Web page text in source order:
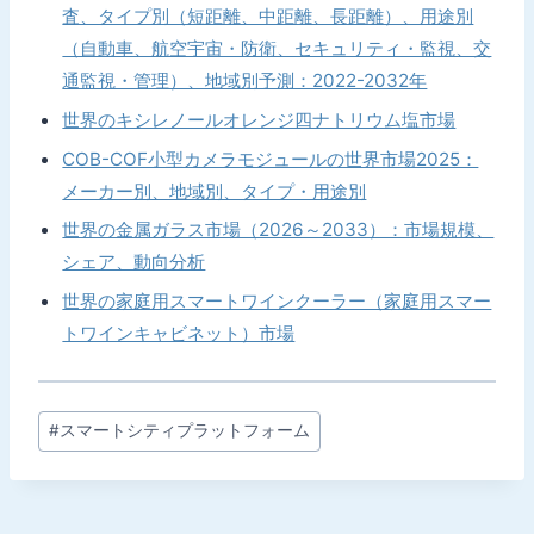
査、タイプ別（短距離、中距離、長距離）、用途別
（自動車、航空宇宙・防衛、セキュリティ・監視、交
通監視・管理）、地域別予測：2022-2032年
世界のキシレノールオレンジ四ナトリウム塩市場
COB-COF小型カメラモジュールの世界市場2025：
メーカー別、地域別、タイプ・用途別
世界の金属ガラス市場（2026～2033）：市場規模、
シェア、動向分析
世界の家庭用スマートワインクーラー（家庭用スマー
トワインキャビネット）市場
投
稿
タ
#スマートシティプラットフォーム